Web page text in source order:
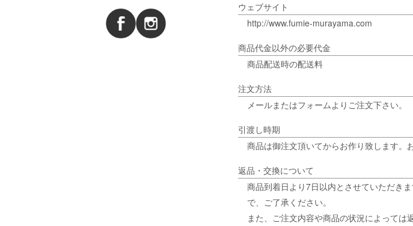
ウェブサイト
http://www.fumie-murayama.com
商品代金以外の必要代金
商品配送時の配送料
注文方法
メールまたはフォームよりご注文下さい。
引渡し時期
商品は御注文頂いてからお作り致します。
返品・交換について
商品到着日より7日以内とさせていただき
で、ご了承ください。
また、ご注文内容や商品の状況によっては